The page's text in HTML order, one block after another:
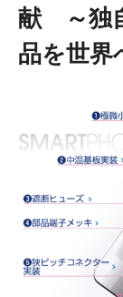
献 ～独
品を世界